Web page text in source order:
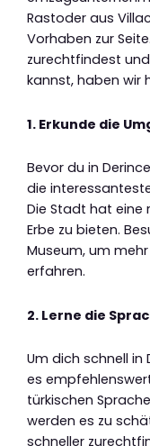
Rastoder aus
Vorhaben zur
zurechtfindest
kannst, haben wir
1. Erkunde die
Bevor du in
die
Die Stadt hat eine
Erbe zu bieten.
Museum, um
erfahren.
2. Lerne die
Um dich schnell in
es
türkischen
werden es zu
schneller